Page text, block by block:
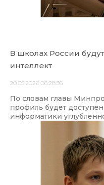
В школах России
интеллект
20.05.2026 06:28:36
По словам главы
профиль будет
информатики